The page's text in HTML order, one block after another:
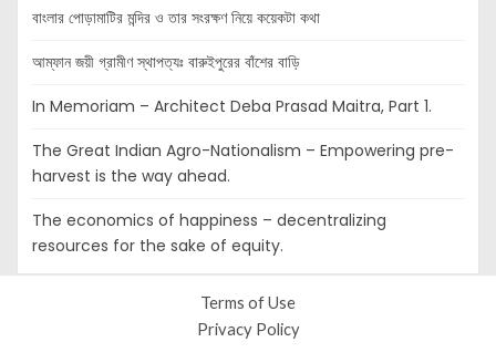
বাংলার পোড়ামাটির মন্দির ও তার সংরক্ষণ নিয়ে কয়েকটা কথা
আম্ফান জয়ী গ্রামীণ স্থাপত্যঃ বারুইপুরের বাঁশের বাড়ি
In Memoriam – Architect Deba Prasad Maitra, Part 1.
The Great Indian Agro-Nationalism – Empowering pre-
harvest is the way ahead.
The economics of happiness – decentralizing
resources for the sake of equity.
Terms of Use
Privacy Policy